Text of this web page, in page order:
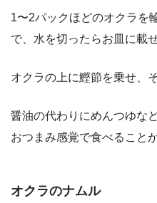
1〜2パックほどのオクラを
で、水を切ったらお皿に載せ
オクラの上に鰹節を乗せ、
醤油の代わりにめんつゆな
おつまみ感覚で食べること
オクラのナムル